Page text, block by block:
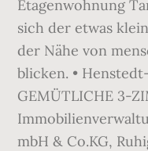
Etagenwohnung
sich der etwas
der Nähe von
blicken. •
GEMÜTLICHE 3-
mbH & Co.KG,